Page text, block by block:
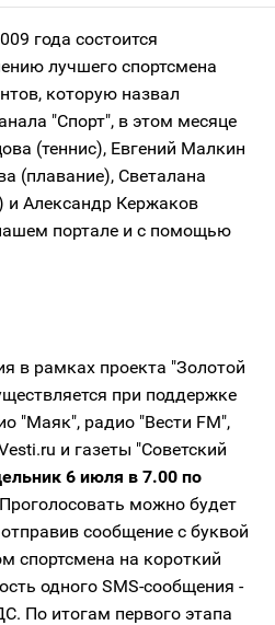
года состоится
лучшего спортсмена
которую назвал
"Спорт", в этом месяце
(теннис), Евгений Малкин
(плавание), Светалана
и Александр Кержаков
портале и с помощью
в рамках проекта "Золотой
при поддержке
"Маяк", радио "Вести FM",
и газеты "Советский
6 июля в 7.00 по
Проголосовать можно будет
сообщение с буквой
спортсмена на короткий
одного SMS-сообщения -
По итогам первого этапа